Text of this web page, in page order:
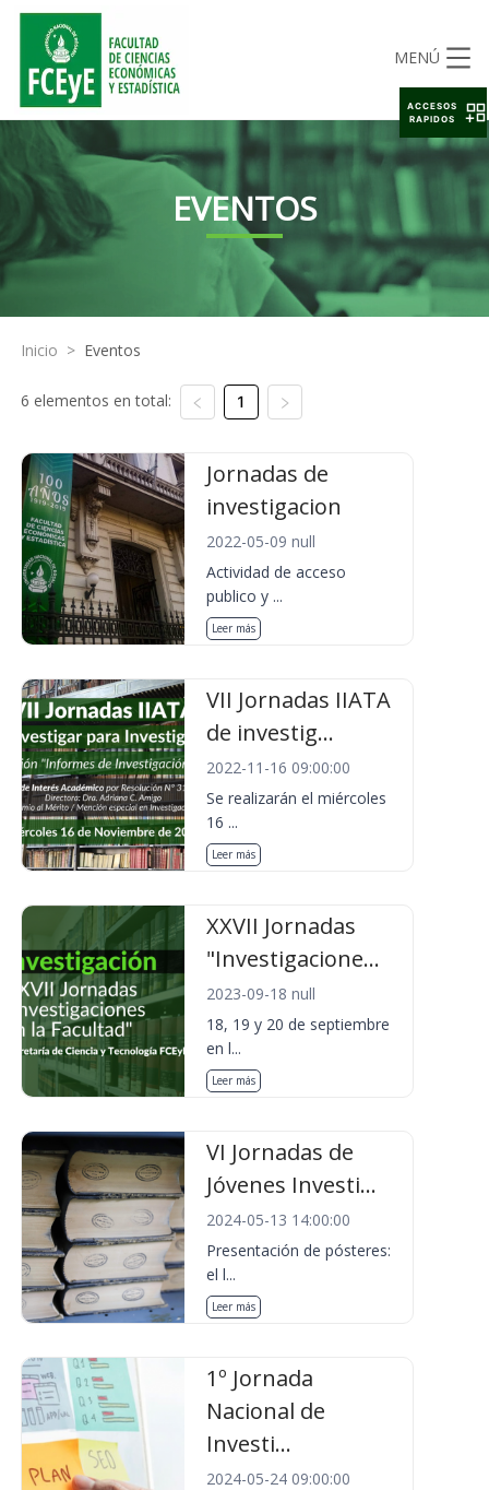
MENÚ
EVENTOS
Inicio > Eventos
6 elementos en total: 1
Jornadas de
investigacion
2022-05-09 null
Actividad de acceso
publico y ...
Leer más
VII Jornadas IIATA
de investig...
2022-11-16 09:00:00
Se realizarán el miércoles
16 ...
Leer más
XXVII Jornadas
"Investigacione...
2023-09-18 null
18, 19 y 20 de septiembre
en l...
Leer más
VI Jornadas de
Jóvenes Investi...
2024-05-13 14:00:00
Presentación de pósteres:
el l...
Leer más
1º Jornada
Nacional de
Investi...
2024-05-24 09:00:00
ACCESOS
RAPIDOS